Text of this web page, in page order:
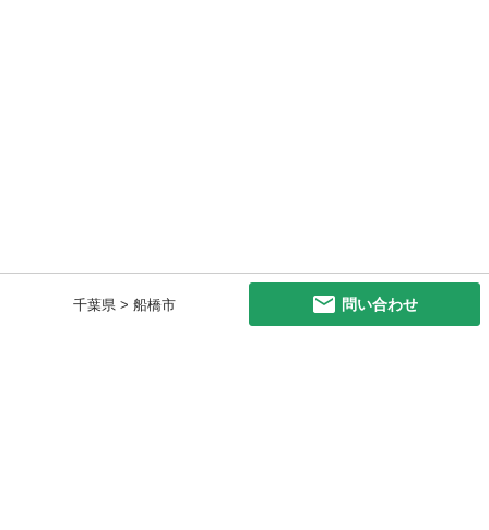
千葉県 > 船橋市 問い合わせ